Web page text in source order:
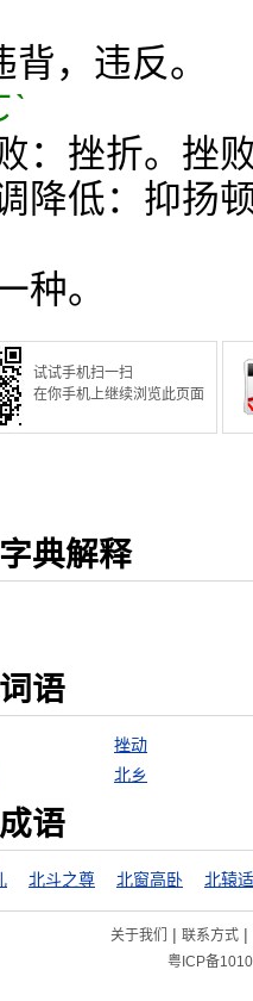
，违反。
：挫折。挫
降低：抑扬
种。
试试手机扫一扫
在你手机上继续浏览此页面
典解释
语
挫动
北乡
语
北斗之尊 北窗高卧 北辕
关于我们 | 联系方式|
粤ICP备